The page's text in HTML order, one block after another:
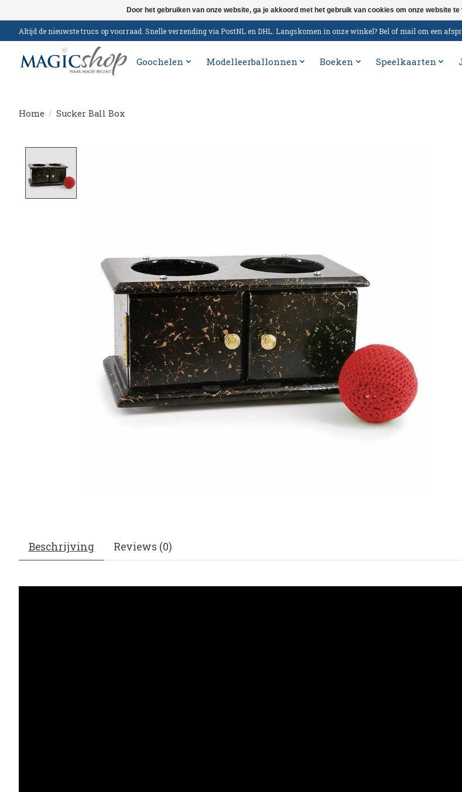
Altijd de nieuwste trucs op voorraad. Snelle verzending via PostNL en DHL. Langskomen in onze winkel? Bel of mail om een
Goochelen Modelleerballonnen Boeken Speelkaarten
Home / Sucker Ball Box
Beschrijving Reviews (0)
Door het gebruiken van onze website, ga je akkoord met het gebruik van cookies om onze website